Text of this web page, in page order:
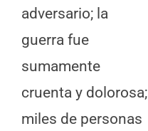
adversario; la
guerra fue
sumamente
cruenta y dolorosa;
miles de personas